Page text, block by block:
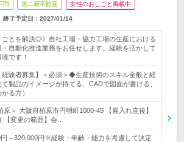
問 第二新卒歓迎 女性のおしごと掲載中
終了予定日： 2027/01/14
ごとを解決◎》自社工場・協力工場の生産における
自動化推進業務をお任せします。経験を活かして
です！
経験者募集】＜必須＞◆生産技術のスキル全般と経
製品のイメージが持てる、CADで図面が書ける、
る方）
原＞ 大阪府柏原市円明町1000-45 【雇入れ直後】
【変更の範囲】会…
円～320,000円※経験・年齢・能力を考慮して決定